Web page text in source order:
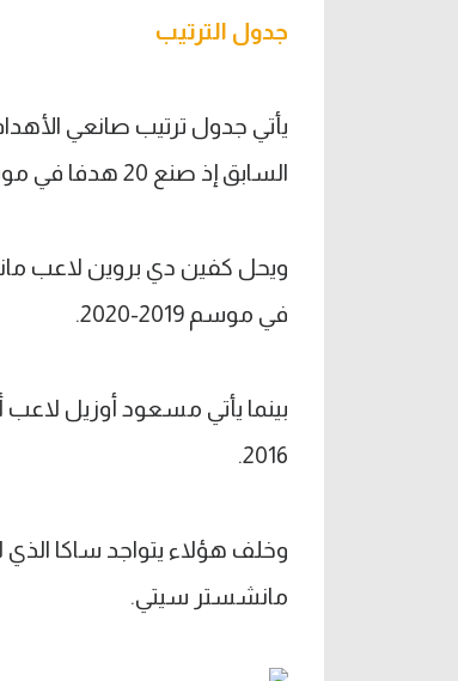
جدول الترتيب
يأتي جدول ترتيب صانعي
السابق إذ صنع 20 هدفا في موسم 2002-2003.
ويحل كفين دي بروين لاعب
في موسم 2019-2020.
2016.
وخلف هؤلاء يتواجد ساكا
مانشستر سيتي.